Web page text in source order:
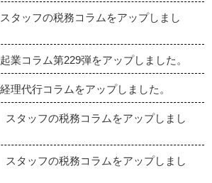
タッフの税務コラムをアップしまし
業コラム第229弾をアップしました。
理代行コラムをアップしました。
タッフの税務コラムをアップしまし
タッフの税務コラムをアップしまし